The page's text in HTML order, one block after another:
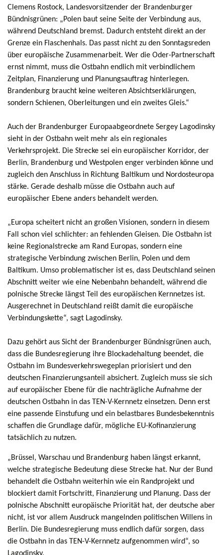
Clemens Rostock, Landesvorsitzender der Brandenburger
Bündnisgrünen: „Polen baut seine Seite der Verbindung aus,
während Deutschland bremst. Dadurch entsteht direkt an der
Grenze ein Flaschenhals. Das passt nicht zu den Sonntagsreden
über europäische Zusammenarbeit. Wer die Oder-Partnerschaft
ernst nimmt, muss die Ostbahn endlich mit verbindlichem
Zeitplan, Finanzierung und Planungsauftrag hinterlegen.
Brandenburg braucht keine weiteren Absichtserklärungen,
sondern Schienen, Oberleitungen und ein zweites Gleis.“
Auch der Brandenburger Europaabgeordnete Sergey Lagodinsky
sieht in der Ostbahn weit mehr als ein regionales
Verkehrsprojekt. Die Strecke sei ein europäischer Korridor, der
Berlin, Brandenburg und Westpolen enger verbinden könne und
zugleich den Anschluss in Richtung Baltikum und Nordosteuropa
stärke. Gerade deshalb müsse die Ostbahn auch auf
europäischer Ebene anders behandelt werden.
„Europa scheitert nicht an großen Visionen, sondern in diesem
Fall schon viel schlichter: an fehlenden Gleisen. Die Ostbahn ist
keine Regionalstrecke am Rand Europas, sondern eine
strategische Verbindung zwischen Berlin, Polen und dem
Baltikum. Umso problematischer ist es, dass Deutschland seinen
Abschnitt weiter wie eine Nebenbahn behandelt, während die
polnische Strecke längst Teil des europäischen Kernnetzes ist.
Ausgerechnet in Deutschland reißt damit die europäische
Verbindungskette“, sagt Lagodinsky.
Dazu gehört aus Sicht der Brandenburger Bündnisgrünen auch,
dass die Bundesregierung ihre Blockadehaltung beendet, die
Ostbahn im Bundesverkehrswegeplan priorisiert und den
deutschen Finanzierungsanteil absichert. Zugleich muss sie sich
auf europäischer Ebene für die nachträgliche Aufnahme der
deutschen Ostbahn in das TEN-V-Kernnetz einsetzen. Denn erst
eine passende Einstufung und ein belastbares Bundesbekenntnis
schaffen die Grundlage dafür, mögliche EU-Kofinanzierung
tatsächlich zu nutzen.
„Brüssel, Warschau und Brandenburg haben längst erkannt,
welche strategische Bedeutung diese Strecke hat. Nur der Bund
behandelt die Ostbahn weiterhin wie ein Randprojekt und
blockiert damit Fortschritt, Finanzierung und Planung. Dass der
polnische Abschnitt europäische Priorität hat, der deutsche aber
nicht, ist vor allem Ausdruck mangelnden politischen Willens in
Berlin. Die Bundesregierung muss endlich dafür sorgen, dass
die Ostbahn in das TEN-V-Kernnetz aufgenommen wird“, so